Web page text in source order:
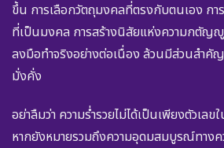
ขึ้น การเลือกวัตถุมงคลที่ตรงกับตนเอง กา
ที่เป็นมงคล การสร้างนิสัยแห่งความกตัญ
ลงมือทำจริงอย่างต่อเนื่อง ล้วนมีส่วนสำคั
มั่งคั่ง
อย่าลืมว่า ความร่ำรวยไม่ได้เป็นเพียงตัวเล
หากยังหมายรวมถึงความอุดมสมบูรณ์ทางค